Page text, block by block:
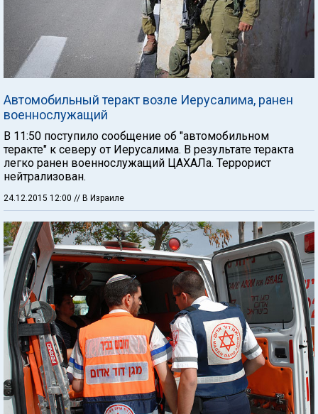
Автомобильный теракт возле Иерусалима, ранен
военнослужащий
В 11:50 поступило сообщение об "автомобильном
теракте" к северу от Иерусалима. В результате теракта
легко ранен военнослужащий ЦАХАЛа. Террорист
нейтрализован.
24.12.2015 12:00 // В Израиле